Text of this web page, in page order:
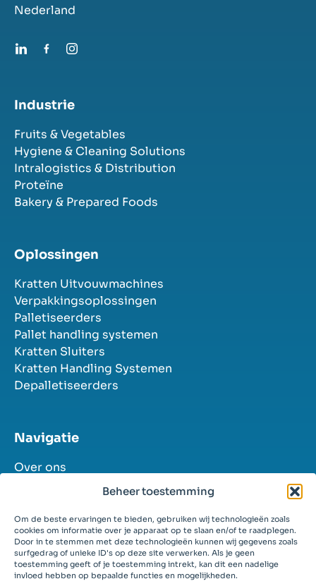
Beheer toestemming
Om de beste ervaringen te bieden, gebruiken wij technologieën zoals
cookies om informatie over je apparaat op te slaan en/of te raadplegen.
Door in te stemmen met deze technologieën kunnen wij gegevens zoals
surfgedrag of unieke ID's op deze site verwerken. Als je geen
toestemming geeft of je toestemming intrekt, kan dit een nadelige
invloed hebben op bepaalde functies en mogelijkheden.
Nederland
Industrie
Fruits & Vegetables
Hygiene & Cleaning Solutions
Intralogistics & Distribution
Proteïne
Bakery & Prepared Foods
Oplossingen
Kratten Uitvouwmachines
Verpakkingsoplossingen
Palletiseerders
Pallet handling systemen
Kratten Sluiters
Kratten Handling Systemen
Depalletiseerders
Navigatie
Over ons
Succesverhalen
Contact
Vacatures